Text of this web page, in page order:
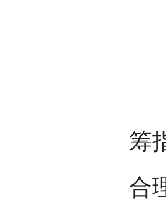
筹
合